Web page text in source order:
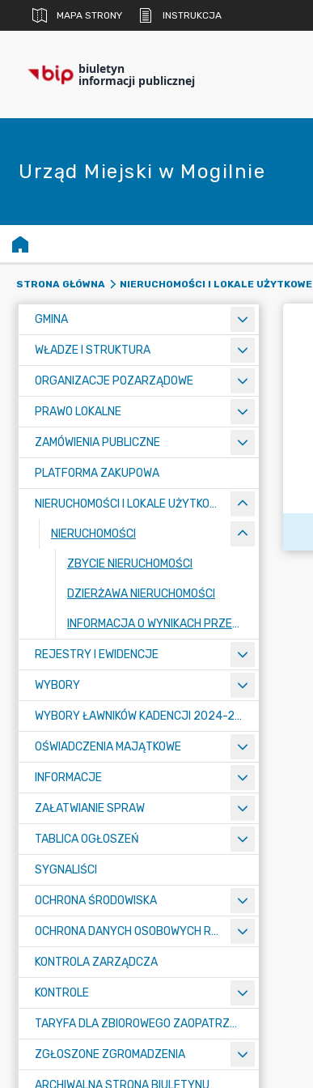
MAPA STRONY INSTRUKCJA
biuletyn
informacji publicznej
Urząd Miejski w Mogilnie
STRONA GŁÓWNA NIERUCHOMOŚCI I LOKALE UŻYTKOWE
GMINA
WŁADZE I STRUKTURA
ORGANIZACJE POZARZĄDOWE
PRAWO LOKALNE
ZAMÓWIENIA PUBLICZNE
PLATFORMA ZAKUPOWA
NIERUCHOMOŚCI I LOKALE UŻYTKOWE
NIERUCHOMOŚCI
ZBYCIE NIERUCHOMOŚCI
DZIERŻAWA NIERUCHOMOŚCI
INFORMACJA O WYNIKACH PRZETARGÓW
REJESTRY I EWIDENCJE
WYBORY
WYBORY ŁAWNIKÓW KADENCJI 2024-2027
OŚWIADCZENIA MAJĄTKOWE
INFORMACJE
ZAŁATWIANIE SPRAW
TABLICA OGŁOSZEŃ
SYGNALIŚCI
OCHRONA ŚRODOWISKA
OCHRONA DANYCH OSOBOWYCH RODO
KONTROLA ZARZĄDCZA
KONTROLE
TARYFA DLA ZBIOROWEGO ZAOPATRZENIA W WODĘ I ZBIOROWEGO ODPROWADZANIA ŚCIEKÓW
ZGŁOSZONE ZGROMADZENIA
ARCHIWALNA STRONA BIULETYNU